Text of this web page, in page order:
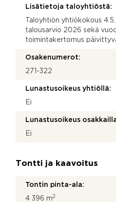
Lisätietoja taloyhtiöstä:
Taloyhtiön yhtiökokous
talousarvio 2026 sekä
toimintakertomus
Osakenumerot:
271-322
Lunastusoikeus yhtiöllä:
Ei
Lunastusoikeus
Ei
Tontti ja kaavoitus
Tontin pinta-ala:
4 396 m2